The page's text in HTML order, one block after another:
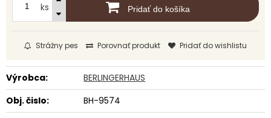
ks Pridať do košíka
Strážny pes Porovnať produkt Pridať do wishlistu
Výrobca:
BERLINGERHAUS
Obj. čislo:
BH-9574